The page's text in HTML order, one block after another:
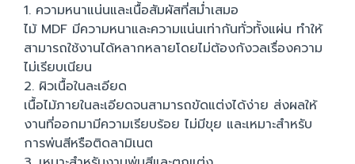
1. ความหนาแน่นและเนื้อสัมผัสที่สม่ำเสมอ
ไม้ MDF มีความหนาและความแน่นเท่ากันทั่วทั้งแผ่น ทำให้
สามารถใช้งานได้หลากหลายโดยไม่ต้องกังวลเรื่องความ
ไม่เรียบเนียน
2. ผิวเนื้อในละเอียด
เนื้อไม้ภายในละเอียดจนสามารถขัดแต่งได้ง่าย ส่งผลให้
งานที่ออกมามีความเรียบร้อย ไม่มีขุย และเหมาะสำหรับ
การพ่นสีหรือติดลามิเนต